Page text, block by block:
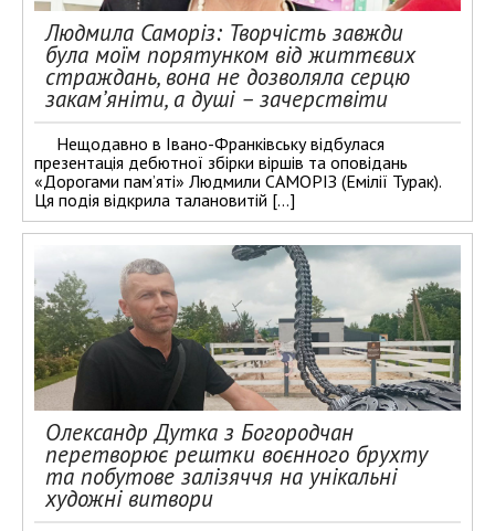
Людмила Саморіз: Творчість завжди
була моїм порятунком від життєвих
страждань, вона не дозволяла серцю
закам’яніти, а душі – зачерствіти
Нещодавно в Івано-Франківську відбулася
презентація дебютної збірки віршів та оповідань
«Дорогами пам’яті» Людмили САМОРІЗ (Емілії Турак).
Ця подія відкрила талановитій […]
Олександр Дутка з Богородчан
перетворює рештки воєнного брухту
та побутове залізяччя на унікальні
художні витвори